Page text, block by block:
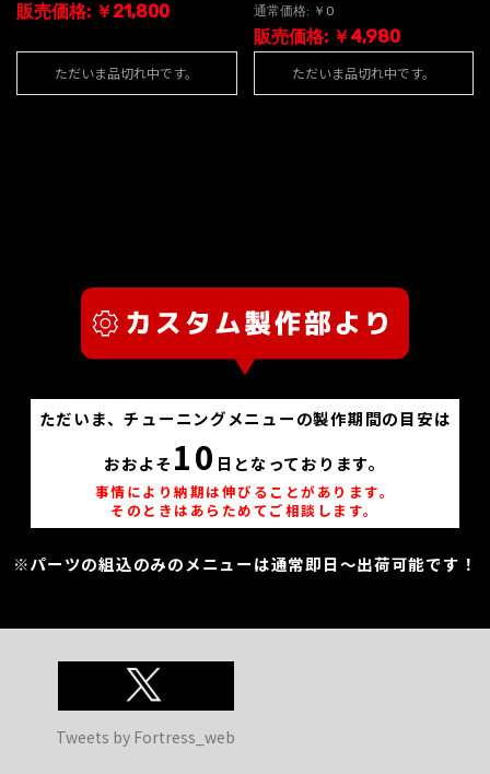
販売価格: ￥21,800
ただいま品切れ中です。
通常価格: ￥0
販売価格: ￥4,980
ただいま品切れ中です。
ただいま、チューニングメニューの製作期間の目安は
おおよそ 10 日となっております。
事情により納期は伸びることがあります。
そのときはあらためてご相談します。
※パーツの組込のみのメニューは通常即日～出荷可能です！
Tweets by Fortress_web